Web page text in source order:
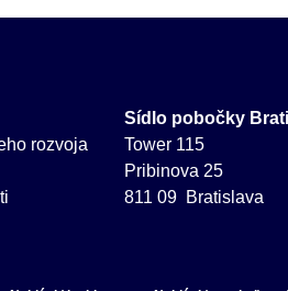
rozvoja
Sídlo pobočky
Tower 115
Pribinova 25
811 09 Bratislava